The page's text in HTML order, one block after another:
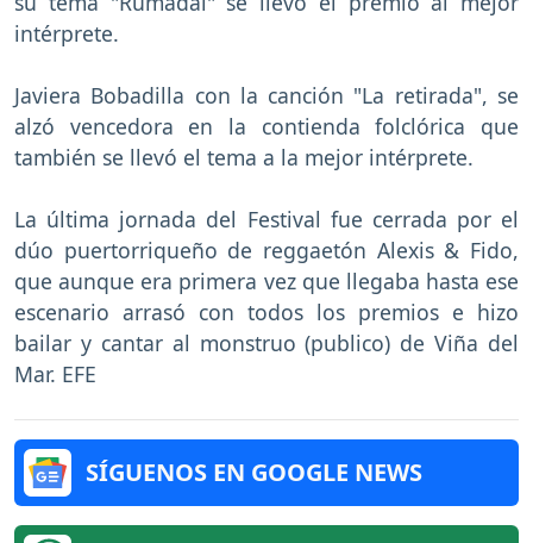
intérprete.
Javiera Bobadilla con la canción "La retirada", se
alzó vencedora en la contienda folclórica que
también se llevó el tema a la mejor intérprete.
La última jornada del Festival fue cerrada por el
dúo puertorriqueño de reggaetón Alexis & Fido,
que aunque era primera vez que llegaba hasta ese
escenario arrasó con todos los premios e hizo
bailar y cantar al monstruo (publico) de Viña del
Mar. EFE
SÍGUENOS EN GOOGLE NEWS